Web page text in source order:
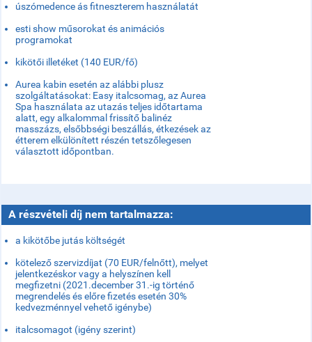
úszómedence ás fitneszterem használatát
esti show műsorokat és animációs
programokat
kikötői illetéket (140 EUR/fő)
Aurea kabin esetén az alábbi plusz
szolgáltatásokat: Easy italcsomag, az Aurea
Spa használata az utazás teljes időtartama
alatt, egy alkalommal frissítő balinéz
masszázs, elsőbbségi beszállás, étkezések az
étterem elkülönített részén tetszőlegesen
választott időpontban.
A részvételi díj nem tartalmazza:
a kikötőbe jutás költségét
kötelező szervizdíjat (70 EUR/felnőtt), melyet
jelentkezéskor vagy a helyszínen kell
megfizetni (2021.december 31.-ig történő
megrendelés és előre fizetés esetén 30%
kedvezménnyel vehető igénybe)
italcsomagot (igény szerint)